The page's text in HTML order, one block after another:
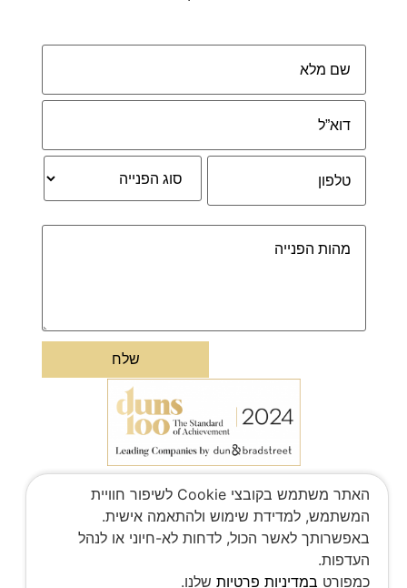
האתר משתמש בקובצי Cookie לשיפור חוויית
המשתמש, למדידת שימוש ולהתאמה אישית.
באפשרותך לאשר הכול, לדחות לא-חיוני או לנהל
העדפות.
כמפורט במדיניות פרטיות שלנו.